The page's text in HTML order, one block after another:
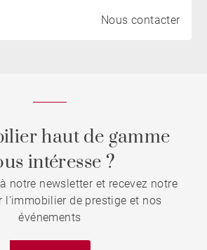
Nous contacter
haut de gamme
intéresse ?
notre newsletter et recevez notre
l'immobilier de prestige et nos
événements